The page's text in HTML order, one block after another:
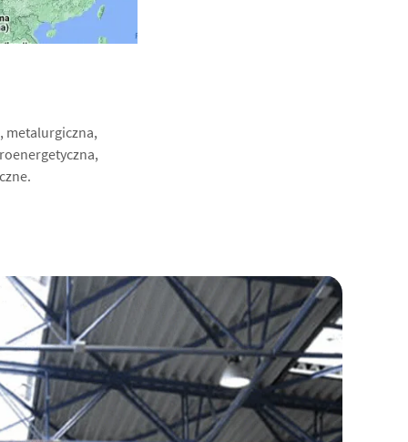
metalurgiczna,